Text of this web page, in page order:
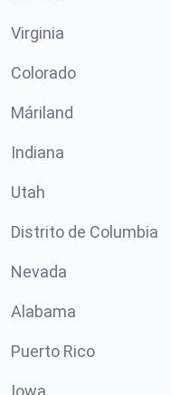
Virginia
Colorado
Máriland
Indiana
Utah
Distrito de Columbia
Nevada
Alabama
Puerto Rico
Iowa